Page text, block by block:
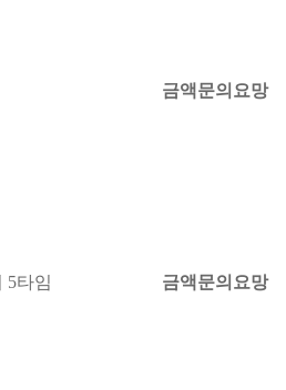
금액문의요망
5타임
금액문의요망